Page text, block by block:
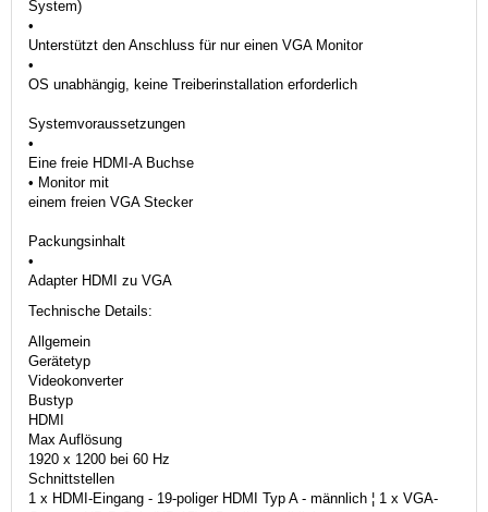
System)
•
Unterstützt den Anschluss für nur einen VGA Monitor
•
OS unabhängig, keine Treiberinstallation erforderlich
Systemvoraussetzungen
•
Eine freie HDMI-A Buchse
• Monitor mit
einem freien VGA Stecker
Packungsinhalt
•
Adapter HDMI zu VGA
Technische Details:
Allgemein
Gerätetyp
Videokonverter
Bustyp
HDMI
Max Auflösung
1920 x 1200 bei 60 Hz
Schnittstellen
1 x HDMI-Eingang - 19-poliger HDMI Typ A - männlich ¦ 1 x VGA-